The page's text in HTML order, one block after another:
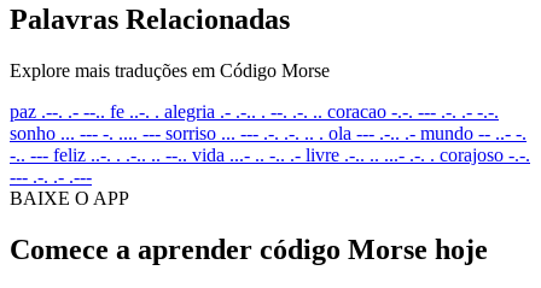
Palavras Relacionadas
Explore mais traduções em Código Morse
paz .--. .- --.. fe ..-. . alegria .- .-.. . --. .-. .. coracao -.-. --- .-. .- -.-.
sonho ... --- -. .... --- sorriso ... --- .-. .-. .. . ola --- .-.. .- mundo -- ..- -.
-.. --- feliz ..-. . .-.. .. --.. vida ...- .. -.. .- livre .-.. .. ...- .-. . corajoso -.-.
--- .-. .- .---
BAIXE O APP
Comece a aprender código Morse hoje